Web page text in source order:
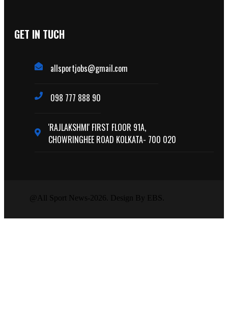
GET IN TUCH
allsportjobs@gmail.com
098 777 888 90
'RAJLAKSHMI' FIRST FLOOR 91A,
CHOWRINGHEE ROAD KOLKATA- 700 020
@All Sport News-2026. Design By EBS.